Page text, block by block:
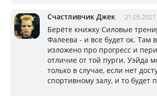
Счастливчик Джек
Берёте книжку Силовые
Фалеева - и все будет ок. Там
изложено про прогресс и
отличие от той пурги. Уэйда
только в случае, если нет
спортивному залу, и то будет